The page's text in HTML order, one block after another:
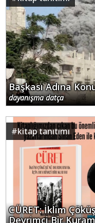
Başkası Adına
dayanışma datça
#kitap tanıtımı
CÜRET: İklim
Devrimci Bir Kuram
dayanışma datça